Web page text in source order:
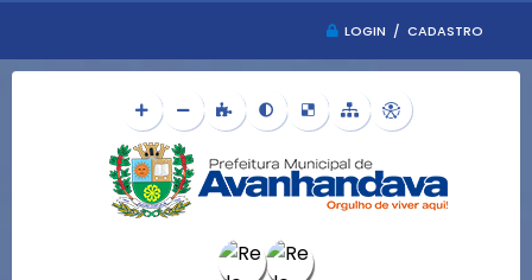
LOGIN / CADASTRO